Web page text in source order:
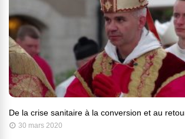
De la crise sanitaire à la conversion et au
30 mars 2020